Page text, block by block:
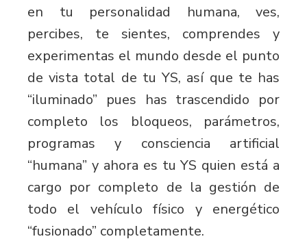
en tu personalidad humana, ves,
percibes, te sientes, comprendes y
experimentas el mundo desde el punto
de vista total de tu YS, así que te has
“iluminado” pues has trascendido por
completo los bloqueos, parámetros,
programas y consciencia artificial
“humana” y ahora es tu YS quien está a
cargo por completo de la gestión de
todo el vehículo físico y energético
“fusionado” completamente.